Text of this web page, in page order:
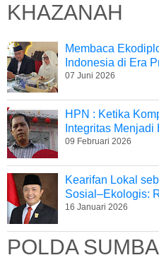
KHAZANAH
Membaca
Indonesia di Era
07 Juni 2026
HPN : Ketika
Integritas
09 Februari 2026
Kearifan Lokal
Sosial–Ekologis:
16 Januari 2026
POLDA